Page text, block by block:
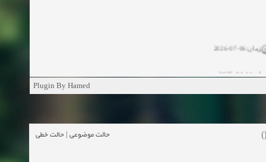
Plugin By Hamed
حالت موضوعی حالت خطی